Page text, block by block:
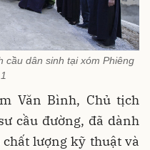
cầu dân sinh tại xóm Phiêng
Văn Bình, Chủ tịch
cầu đường, đã dành
lượng kỹ thuật và